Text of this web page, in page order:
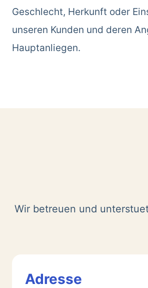
Geschlecht, Herkunft oder
unseren Kunden und deren
Hauptanliegen.
Wir betreuen und
Adresse